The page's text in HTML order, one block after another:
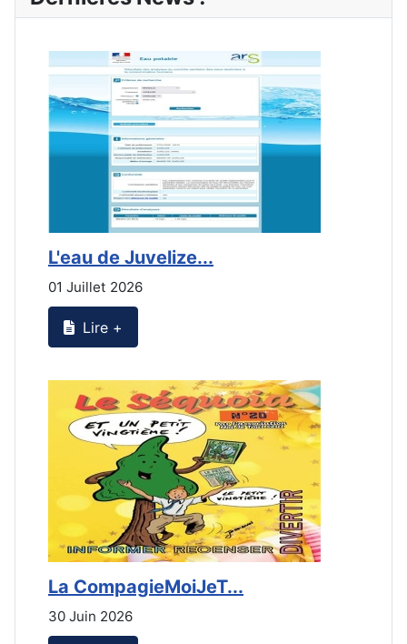
L'eau de Juvelize...
01 Juillet 2026
Lire +
La CompagieMoiJeT...
30 Juin 2026